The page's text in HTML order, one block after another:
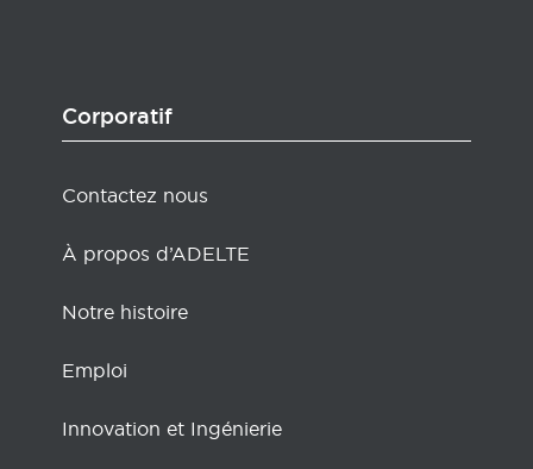
Corporatif
Contactez nous
À propos d’ADELTE
Notre histoire
Emploi
Innovation et Ingénierie